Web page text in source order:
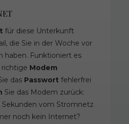
für diese Unterkunft
die Sie in der Woche vor
haben. Funktioniert es
richtige Modem
das Passwortfehlerfrei
Sie das Modem zurück:
Sekunden vom Stromnetz
noch kein Internet?